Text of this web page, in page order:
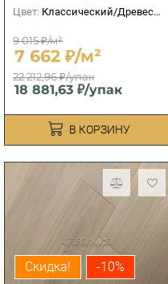
Цвет: Классический/Древесный
9 015 ₽/м²
7 662 ₽/м²
22 212,96 ₽/упак
18 881,63 ₽/упак
В КОРЗИНУ
Скидка! -10%